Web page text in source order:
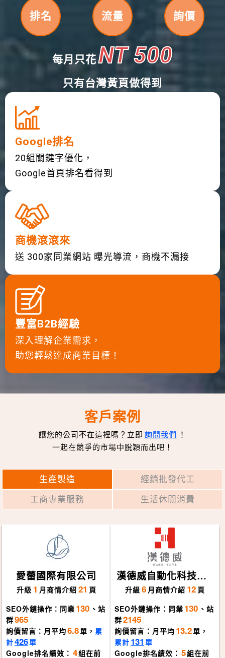
排名 流量 詢價
每月只花 NT 500
只有台灣黃頁做得到
Google排名
20組關鍵字優化，
Google首頁排名看得到
商機滾滾來
送 300家同業網站 曝光導流，商機不漏接
豐富B2B經驗
深入理解企業需求，
助您輕鬆達成商業目標！
客戶案例
讓您的公司不在這裡嗎？立即 詢問我們
！
一起在競爭的市場中脫穎而出吧！
生產製造
經銷批發代工
工商專業服務
生活休閒消費
愛蕾國際有限公司
升級 1 月商情介紹 21 頁
SEO外鏈操作：同業 130 、站
群965
詢價留言：月平均6.8單， 累
計426單
Google排名績效： 4組在前
漢德威自動化科技股
份有限公司
升級 6 月商情介紹 12 頁
SEO外鏈操作：同業 130 、站
群2145
詢價留言：月平均 13.2單，
累計 131 單
Google排名績效： 5組在前